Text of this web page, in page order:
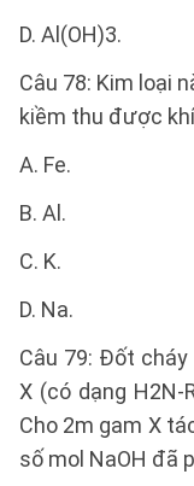
D. Al(OH)3.
Câu 78: Kim loại
kiềm thu được
A. Fe.
B. Al.
C. K.
D. Na.
Câu 79: Đốt
X (có dạng H2N-
Cho 2m gam X
số mol NaOH đã